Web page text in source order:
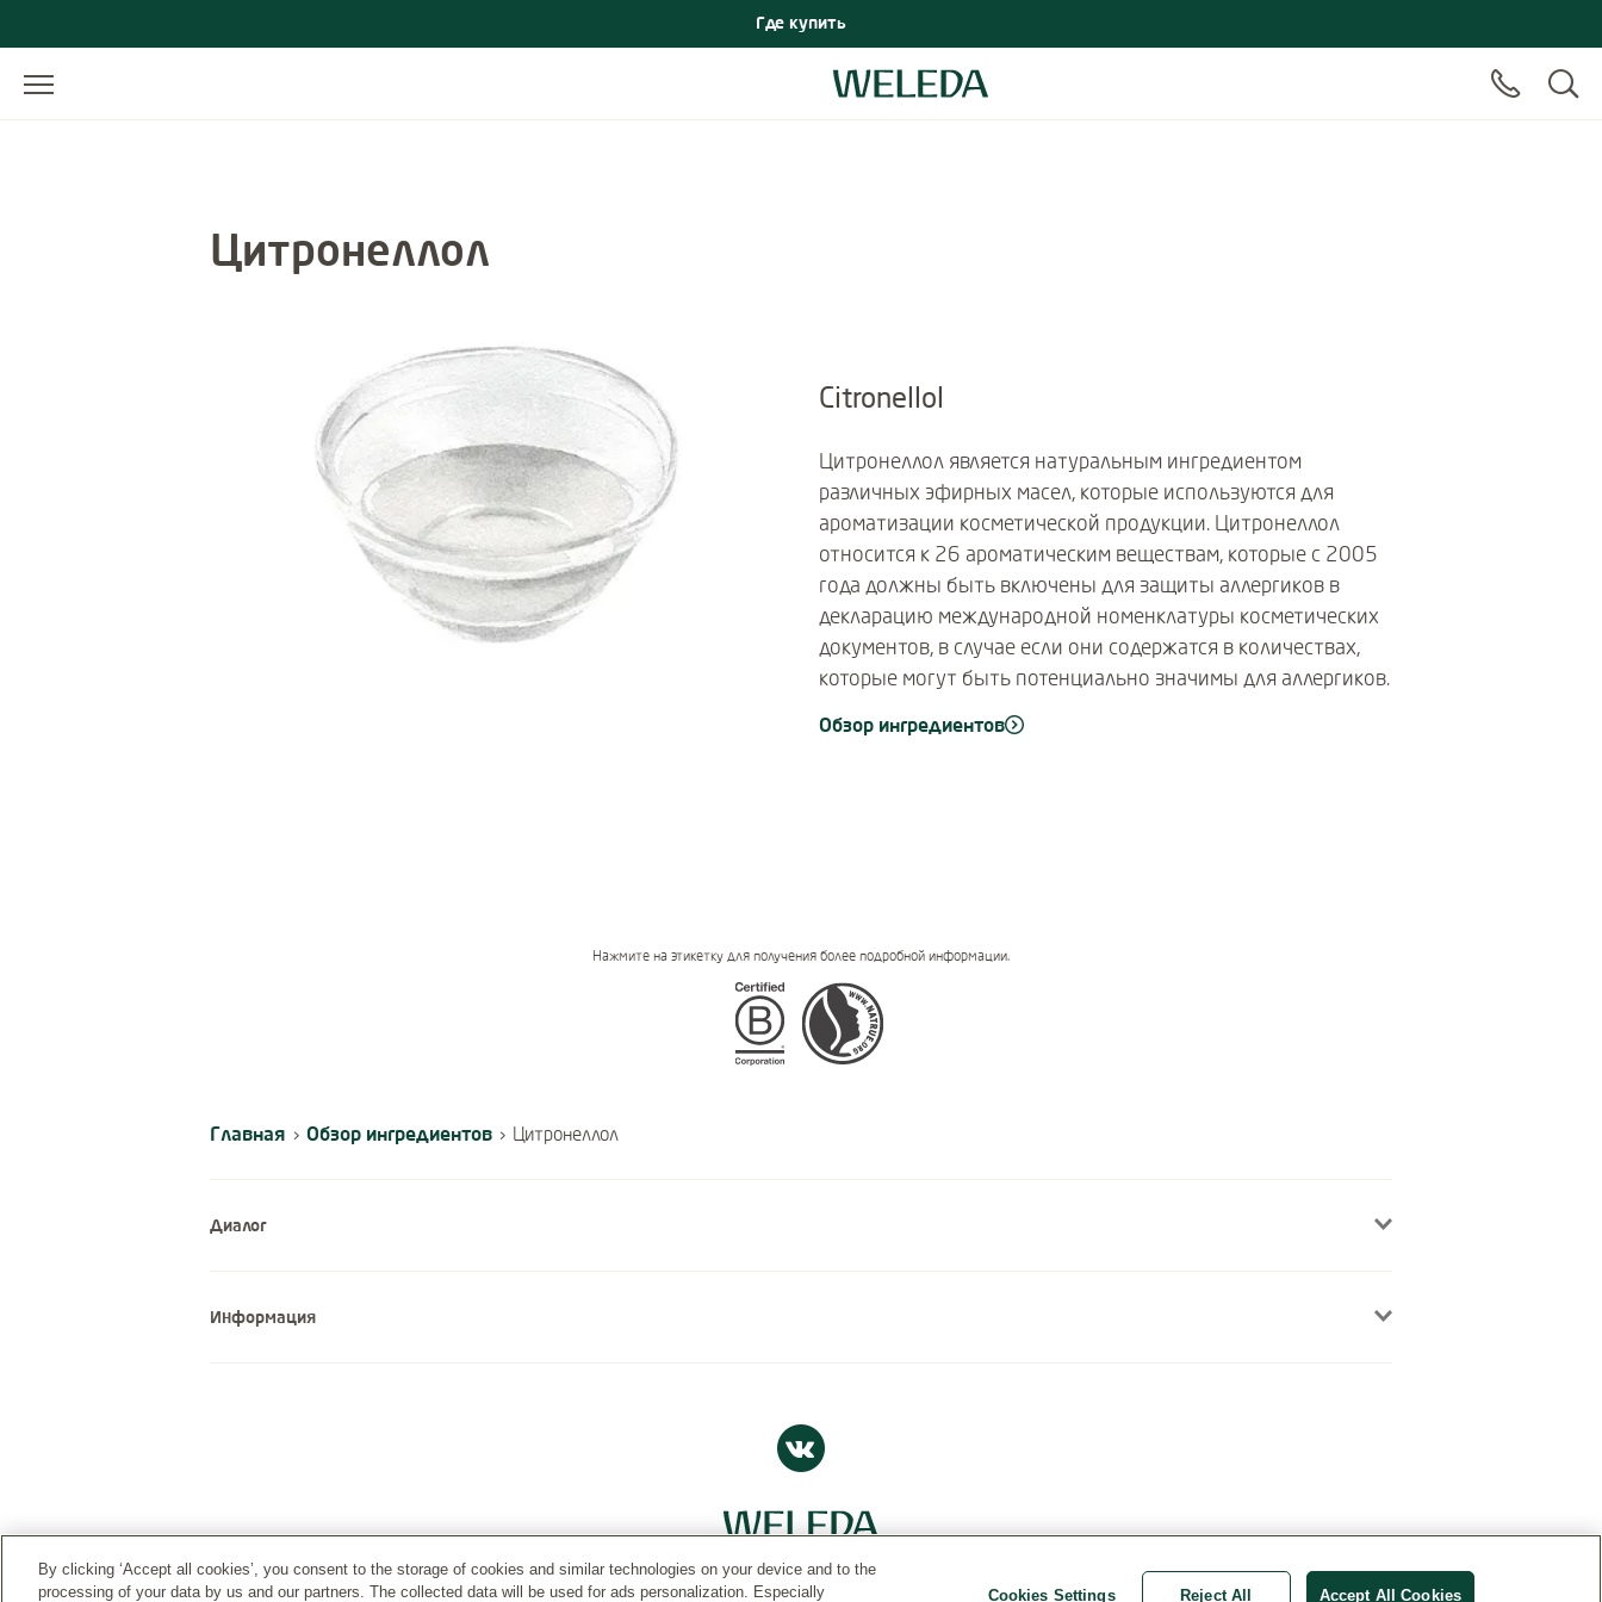
Где купить
Цитронеллол
Citronellol
Цитронеллол является натуральным ингредиентом
различных эфирных масел, которые используются для
ароматизации косметической продукции. Цитронеллол
относится к 26 ароматическим веществам, которые с 2005
года должны быть включены для защиты аллергиков в
декларацию международной номенклатуры косметических
документов, в случае если они содержатся в количествах,
которые могут быть потенциально значимы для аллергиков.
Обзор ингредиентов
Certifications
Нажмите на этикетку для получения более подробной информации.
Главная › Обзор ингредиентов › Цитронеллол
Диалог
Информация
Страна
By clicking ‘Accept all cookies’, you consent to the storage of cookies and similar technologies on your device and to the
processing of your data by us and our partners. The collected data will be used for ads personalization. Especially
Cookies Settings Reject All Accept All Cookies